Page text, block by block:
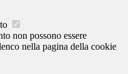
non possono essere
nella pagina della cookie